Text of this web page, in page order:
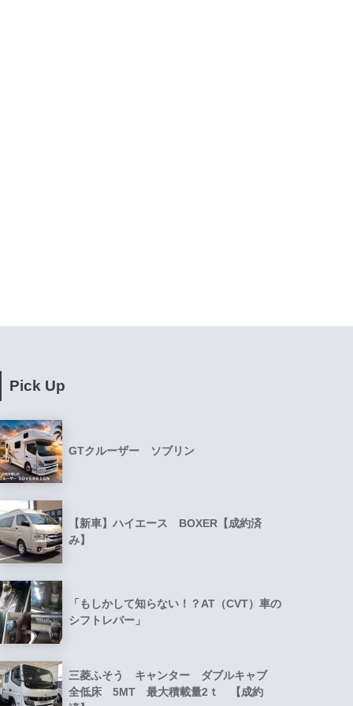
Pick Up
GTクルーザー ソブリン
【新車】ハイエース BOXER【成約済
み】
「もしかして知らない！？AT（CVT）車の
シフトレバー」
三菱ふそう キャンター ダブルキャブ
全低床 5MT 最大積載量2ｔ 【成約